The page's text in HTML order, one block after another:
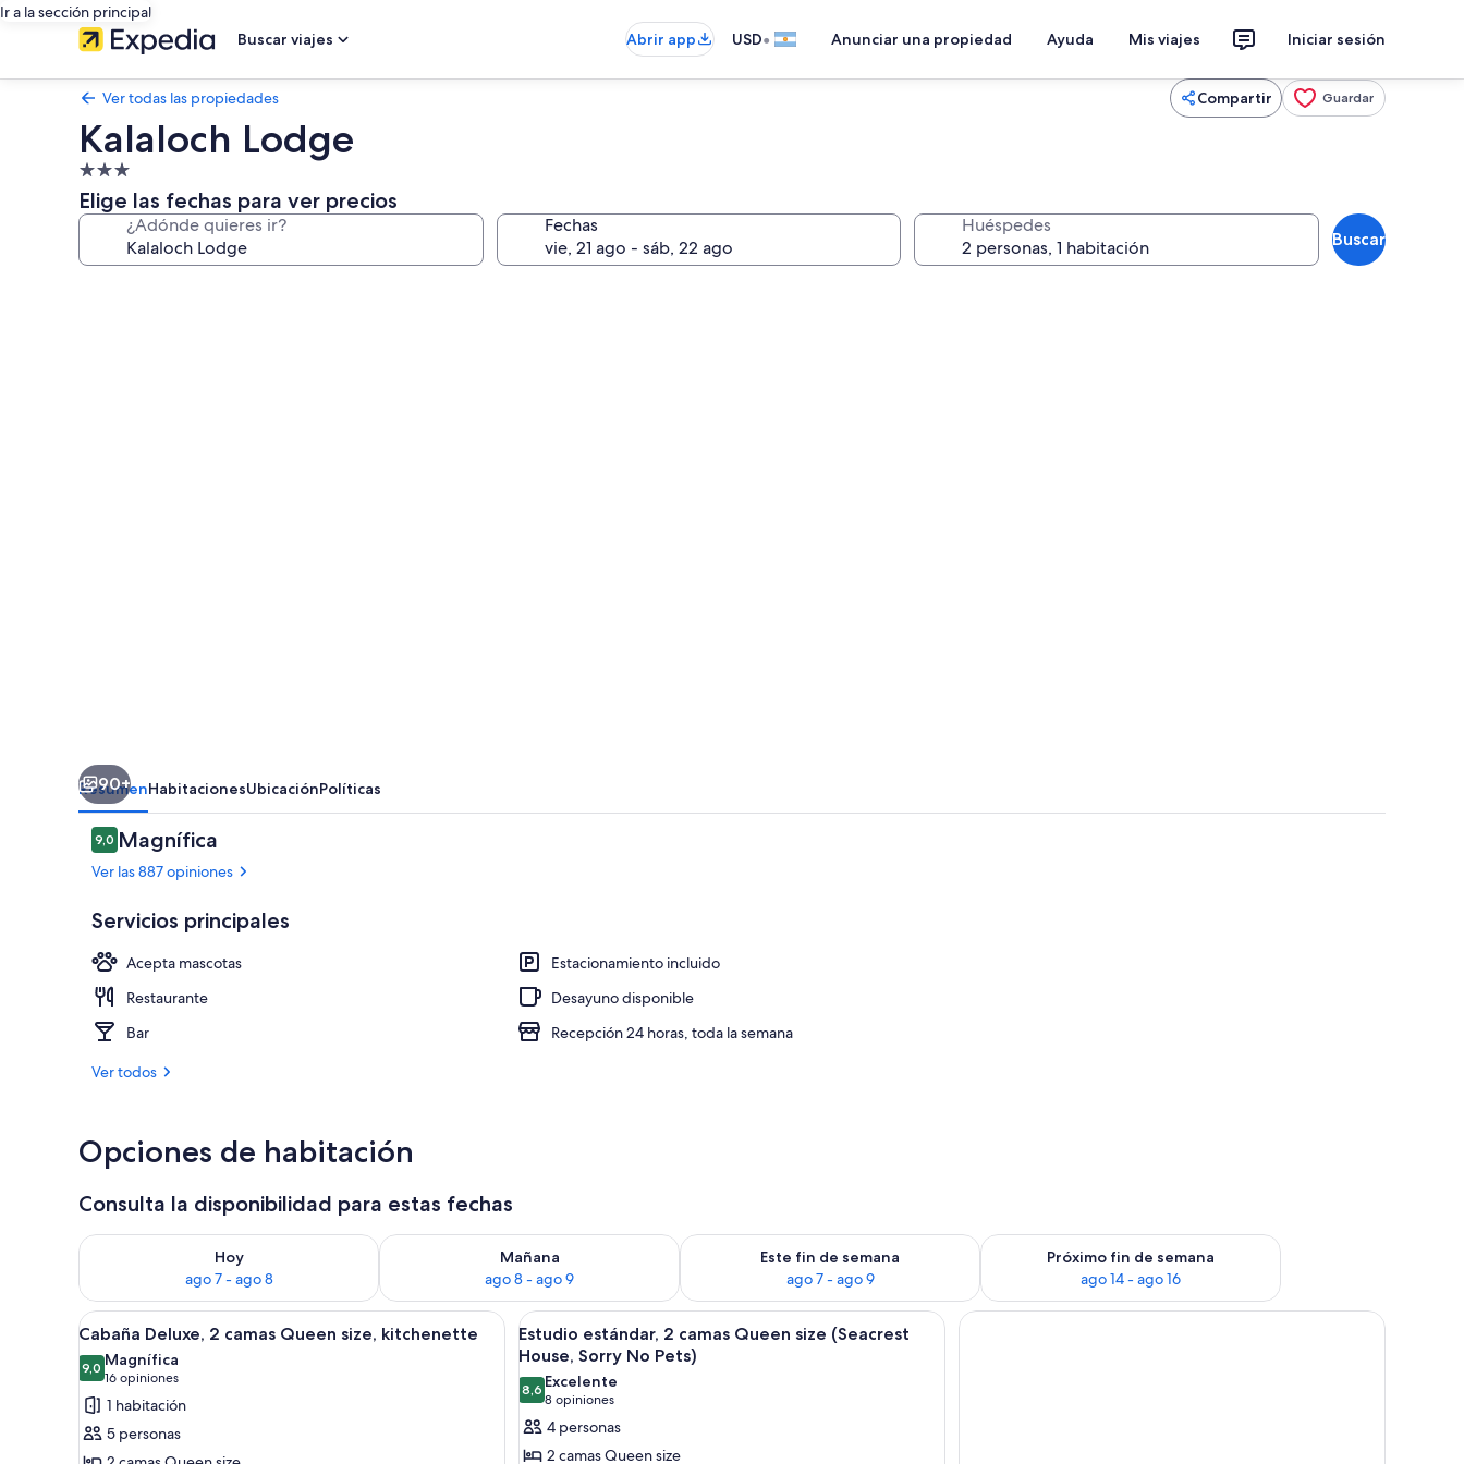
Ir a la sección principal
Buscar viajes
Abrir app USD• Anunciar una propiedad Ayuda Mis viajes Iniciar sesión
Ver todas las propiedades Compartir Guardar
Kalaloch Lodge
Propiedad
de
3.0
estrellas
Elige las fechas para ver precios
¿Adónde quieres ir? Fechas Huéspedes
Buscar
90+
ResumenHabitacionesUbicaciónPolíticas
Opiniones
9,09,0 de 10
Magnífica
Ver las 887 opiniones
Servicios principales
Acepta mascotas
Estacionamiento incluido
Restaurante
Desayuno disponible
Bar
Recepción 24 horas, toda la semana
Ver todos
Opciones de habitación
Consulta la disponibilidad para estas fechas
Hoy
ago 7 - ago 8
Consulta la disponibilidad para hoy ago 7 - ago 8
Mañana
ago 8 - ago 9
Consulta la disponibilidad para mañana ago 8 - ago 9
Este fin de semana
ago 7 - ago 9
Consulta la disponibilidad para este fin de semana ago 7 - ago 9
Próximo fin de semana
ago 14 - ago 16
Consulta la disponibilidad para el próximo fin de semana ago
Ver
todas
las
fotos
de
Cabaña
Habitación de cabaña de troncos con una cama, un banco de madera, una mesita de noche, una lámpara y un cuadro en la pared.
5
Cabaña Deluxe, 2 camas Queen size, kitchenette
9,09,0 de 10
Magnífica
16 opiniones
(16
opiniones)
1 habitación
5 personas
Ver
todas
las
fotos
de
Estudio
Un edificio de dos pisos con balcones, asientos al aire libre y una mesa de picnic.
4
Estudio estándar, 2 camas Queen size (Seacrest
House, Sorry No Pets)
8,68,6 de 10
Excelente
8 opiniones
(8
opiniones)
4 personas
2 camas Queen size